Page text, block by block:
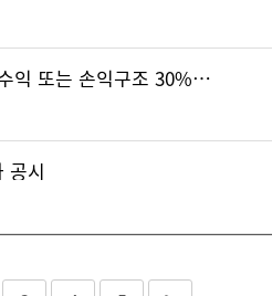
주요 경영상황 공시 (영업수익 또는 손익구조 30% 이상 변경) (정정)
공시